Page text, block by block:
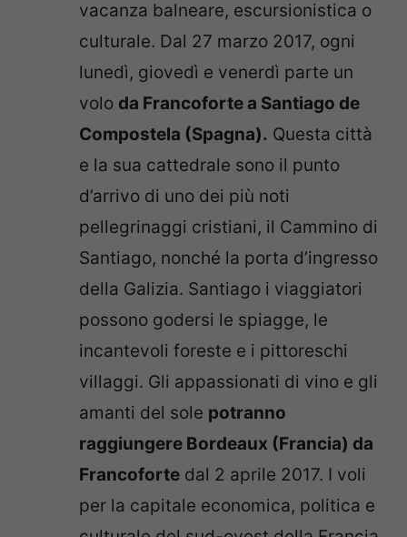
vacanza balneare, escursionistica o
culturale. Dal 27 marzo 2017, ogni
lunedì, giovedì e venerdì parte un
volo da Francoforte a Santiago de
Compostela (Spagna). Questa città
e la sua cattedrale sono il punto
d’arrivo di uno dei più noti
pellegrinaggi cristiani, il Cammino di
Santiago, nonché la porta d’ingresso
della Galizia. Santiago i viaggiatori
possono godersi le spiagge, le
incantevoli foreste e i pittoreschi
villaggi. Gli appassionati di vino e gli
amanti del sole potranno
raggiungere Bordeaux (Francia) da
Francoforte dal 2 aprile 2017. I voli
per la capitale economica, politica e